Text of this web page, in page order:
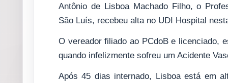
Antônio de Lisboa Machado Filho, o
São Luís, recebeu alta no UDI Hospital
O vereador filiado ao PCdoB e licenciado,
quando infelizmente sofreu um Acidente
Após 45 dias internado, Lisboa está em